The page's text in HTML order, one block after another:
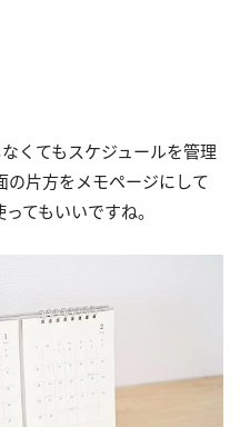
くてもスケジュールを管理
の片方をメモページにして
てもいいですね。